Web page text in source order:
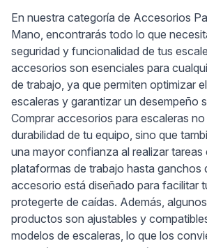
En nuestra categoría de Accesorios
Mano, encontrarás todo lo que
seguridad y funcionalidad de tus
accesorios son esenciales para
de trabajo, ya que permiten optimizar
escaleras y garantizar un desempeño
Comprar accesorios para escaleras
durabilidad de tu equipo, sino que
una mayor confianza al realizar tareas
plataformas de trabajo hasta ganchos
accesorio está diseñado para facilitar
protegerte de caídas. Además,
productos son ajustables y
modelos de escaleras, lo que los